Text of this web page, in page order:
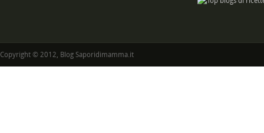
Copyright © 2012, Blog Saporidimamma.it